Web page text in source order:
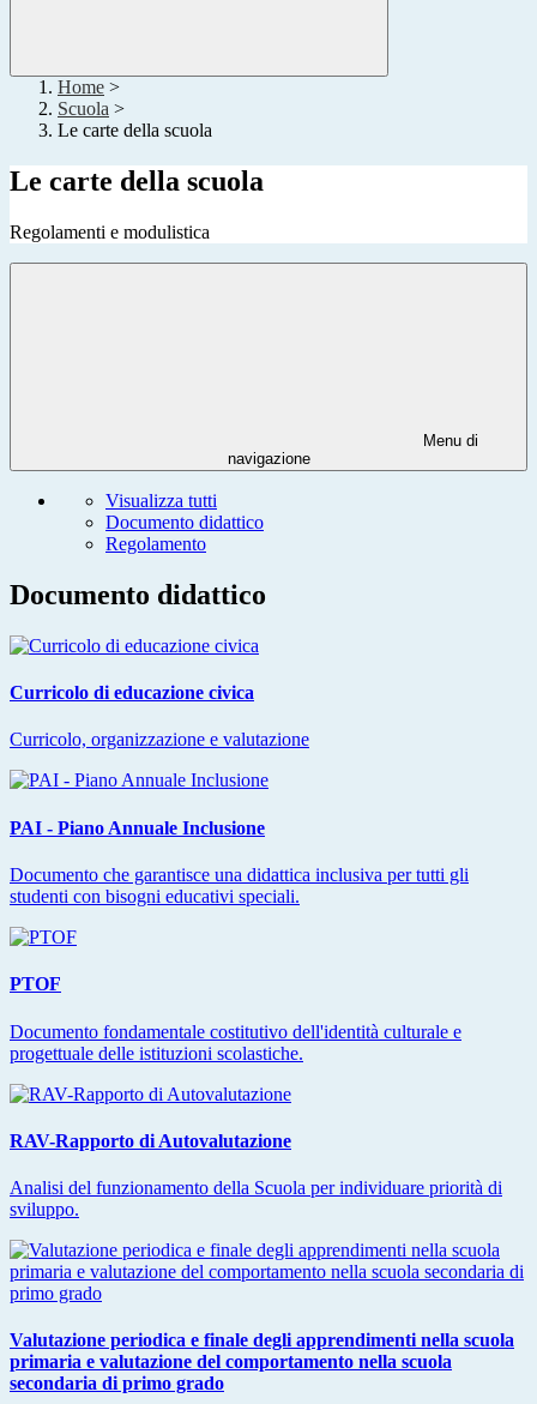
Home >
Scuola >
Le carte della scuola
Le carte della scuola
Regolamenti e modulistica
Menu di
navigazione
Visualizza tutti
Documento didattico
Regolamento
Documento didattico
Curricolo di educazione civica
Curricolo, organizzazione e valutazione
PAI - Piano Annuale Inclusione
Documento che garantisce una didattica inclusiva per tutti gli
studenti con bisogni educativi speciali.
PTOF
Documento fondamentale costitutivo dell'identità culturale e
progettuale delle istituzioni scolastiche.
RAV-Rapporto di Autovalutazione
Analisi del funzionamento della Scuola per individuare priorità di
sviluppo.
Valutazione periodica e finale degli apprendimenti nella scuola
primaria e valutazione del comportamento nella scuola
secondaria di primo grado